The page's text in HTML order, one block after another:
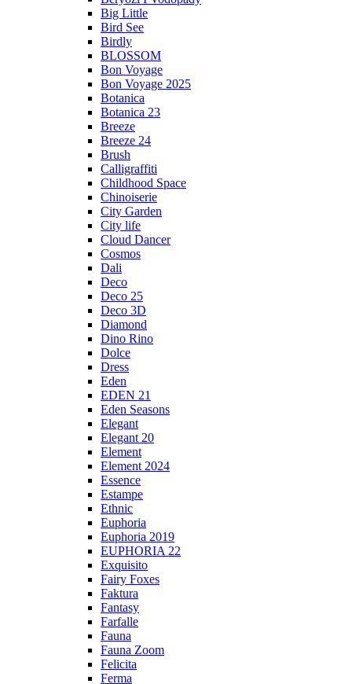
Big Little
Bird See
Birdly
BLOSSOM
Bon Voyage
Bon Voyage 2025
Botanica
Botanica 23
Breeze
Breeze 24
Brush
Calligraffiti
Childhood Space
Chinoiserie
City Garden
City life
Cloud Dancer
Cosmos
Dali
Deco
Deco 25
Deco 3D
Diamond
Dino Rino
Dolce
Dress
Eden
EDEN 21
Eden Seasons
Elegant
Elegant 20
Element
Element 2024
Essence
Estampe
Ethnic
Euphoria
Euphoria 2019
EUPHORIA 22
Exquisito
Fairy Foxes
Faktura
Fantasy
Farfalle
Fauna
Fauna Zoom
Felicita
Ferma